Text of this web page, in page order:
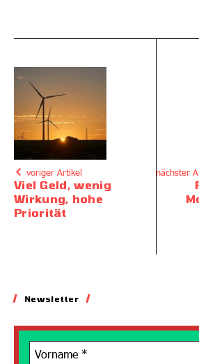
voriger Artikel
Viel Geld, wenig
Wirkung, hohe
Priorität
nächster
Newsletter